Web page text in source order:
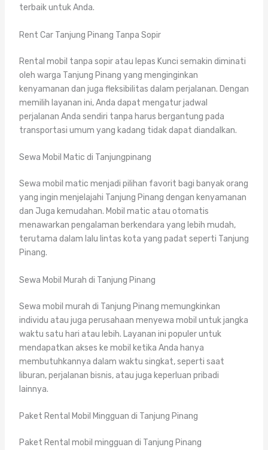
terbaik untuk Anda.
Rent Car Tanjung Pinang Tanpa Sopir
Rental mobil tanpa sopir atau lepas Kunci semakin diminati
oleh warga Tanjung Pinang yang menginginkan
kenyamanan dan juga fleksibilitas dalam perjalanan. Dengan
memilih layanan ini, Anda dapat mengatur jadwal
perjalanan Anda sendiri tanpa harus bergantung pada
transportasi umum yang kadang tidak dapat diandalkan.
Sewa Mobil Matic di Tanjungpinang
Sewa mobil matic menjadi pilihan favorit bagi banyak orang
yang ingin menjelajahi Tanjung Pinang dengan kenyamanan
dan Juga kemudahan. Mobil matic atau otomatis
menawarkan pengalaman berkendara yang lebih mudah,
terutama dalam lalu lintas kota yang padat seperti Tanjung
Pinang.
Sewa Mobil Murah di Tanjung Pinang
Sewa mobil murah di Tanjung Pinang memungkinkan
individu atau juga perusahaan menyewa mobil untuk jangka
waktu satu hari atau lebih. Layanan ini populer untuk
mendapatkan akses ke mobil ketika Anda hanya
membutuhkannya dalam waktu singkat, seperti saat
liburan, perjalanan bisnis, atau juga keperluan pribadi
lainnya.
Paket Rental Mobil Mingguan di Tanjung Pinang
Paket Rental mobil mingguan di Tanjung Pinang